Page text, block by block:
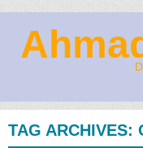
TAG ARCHIVES: